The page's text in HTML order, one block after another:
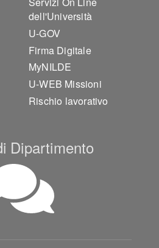
dell'Università
U-GOV
Firma Digitale
MyNILDE
U-WEB Missioni
Rischio lavorativo
Dipartimento